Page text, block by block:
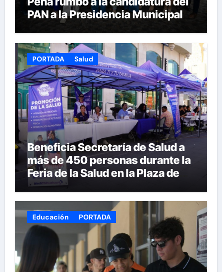
PAN a la Presidencia Municipal
PORTADA Salud
Beneficia Secretaría de Salud a
más de 450 personas durante la
Feria de la Salud en la Plaza de
Armas
Educación PORTADA